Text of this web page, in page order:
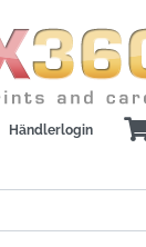
Händlerlogin